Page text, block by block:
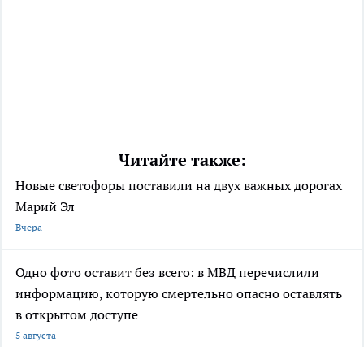
Читайте также:
Новые светофоры поставили на двух важных дорогах
Марий Эл
Вчера
Одно фото оставит без всего: в МВД перечислили
информацию, которую смертельно опасно оставлять
в открытом доступе
5 августа